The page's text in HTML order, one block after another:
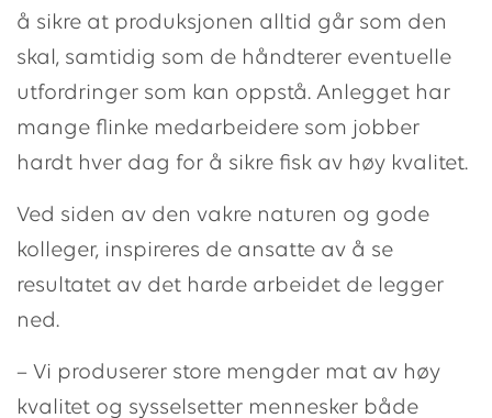
å sikre at produksjonen alltid går som den
skal, samtidig som de håndterer eventuelle
utfordringer som kan oppstå. Anlegget har
mange flinke medarbeidere som jobber
hardt hver dag for å sikre fisk av høy kvalitet.
Ved siden av den vakre naturen og gode
kolleger, inspireres de ansatte av å se
resultatet av det harde arbeidet de legger
ned.
– Vi produserer store mengder mat av høy
kvalitet og sysselsetter mennesker både